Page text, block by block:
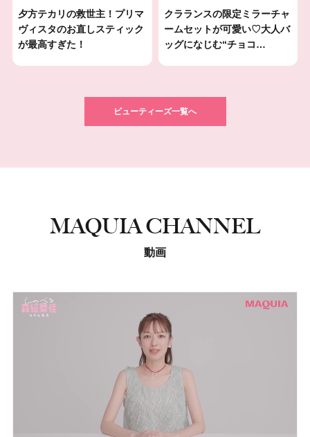
夕方テカリの救世主！プリマ
ヴィスタのお直しスティック
が最高すぎた！
クラランスの限定ミラーチャ
ームセットが可愛い♡大人バ
ッグになじむ“チョコ…
ビューティーズ一覧へ
MAQUIA CHANNEL
動画